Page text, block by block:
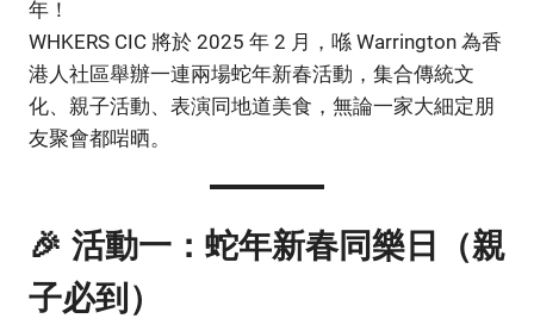
年！
WHKERS CIC 將於 2025 年 2 月，喺 Warrington 為香
港人社區舉辦一連兩場蛇年新春活動，集合傳統文
化、親子活動、表演同地道美食，無論一家大細定朋
友聚會都啱晒。
🎉 活動一：蛇年新春同樂日（親
子必到）